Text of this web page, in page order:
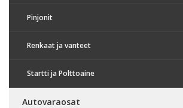
Pinjonit
Renkaat ja vanteet
Startti ja Polttoaine
Autovaraosat